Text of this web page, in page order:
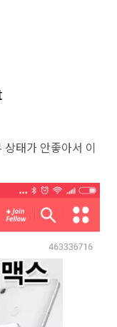
태가 안좋아서 이